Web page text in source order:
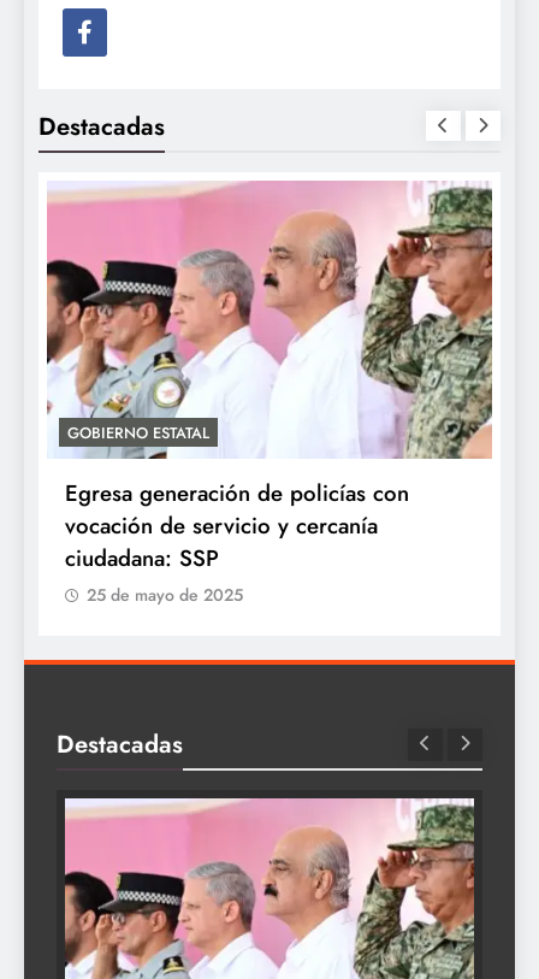
Destacadas
GOBIERNO ESTATAL
Egresa generación de policías con
vocación de servicio y cercanía
ciudadana: SSP
25 de mayo de 2025
Destacadas